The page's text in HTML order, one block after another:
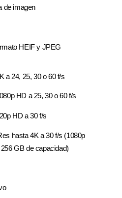
de imagen
HEIF y JPEG
a 24, 25, 30 o 60 f/s
HD a 25, 30 o 60 f/s
HD a 30 f/s
hasta 4K a 30 f/s (1080p
GB de capacidad)